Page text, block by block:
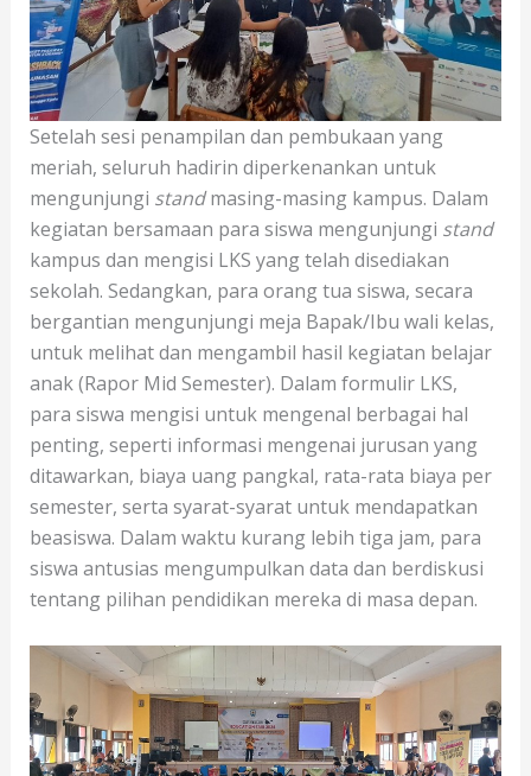
Setelah sesi penampilan dan pembukaan yang
meriah, seluruh hadirin diperkenankan untuk
mengunjungi standmasing-masing kampus. Dalam
kegiatan bersamaan para siswa mengunjungi stand
kampus dan mengisi LKS yang telah disediakan
sekolah. Sedangkan, para orang tua siswa, secara
bergantian mengunjungi meja Bapak/Ibu wali kelas,
untuk melihat dan mengambil hasil kegiatan belajar
anak (Rapor Mid Semester). Dalam formulir LKS,
para siswa mengisi untuk mengenal berbagai hal
penting, seperti informasi mengenai jurusan yang
ditawarkan, biaya uang pangkal, rata-rata biaya per
semester, serta syarat-syarat untuk mendapatkan
beasiswa. Dalam waktu kurang lebih tiga jam, para
siswa antusias mengumpulkan data dan berdiskusi
tentang pilihan pendidikan mereka di masa depan.